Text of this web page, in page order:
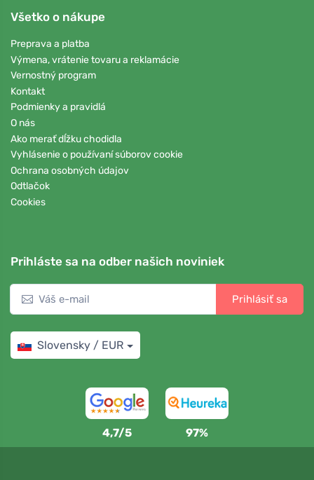
Všetko o nákupe
Preprava a platba
Výmena, vrátenie tovaru a reklamácie
Vernostný program
Kontakt
Podmienky a pravidlá
O nás
Ako merať dĺžku chodidla
Vyhlásenie o používaní súborov cookie
Ochrana osobných údajov
Odtlačok
Cookies
Prihláste sa na odber našich noviniek
Prihlásiť sa
Slovensky / EUR
4,7/5 97%